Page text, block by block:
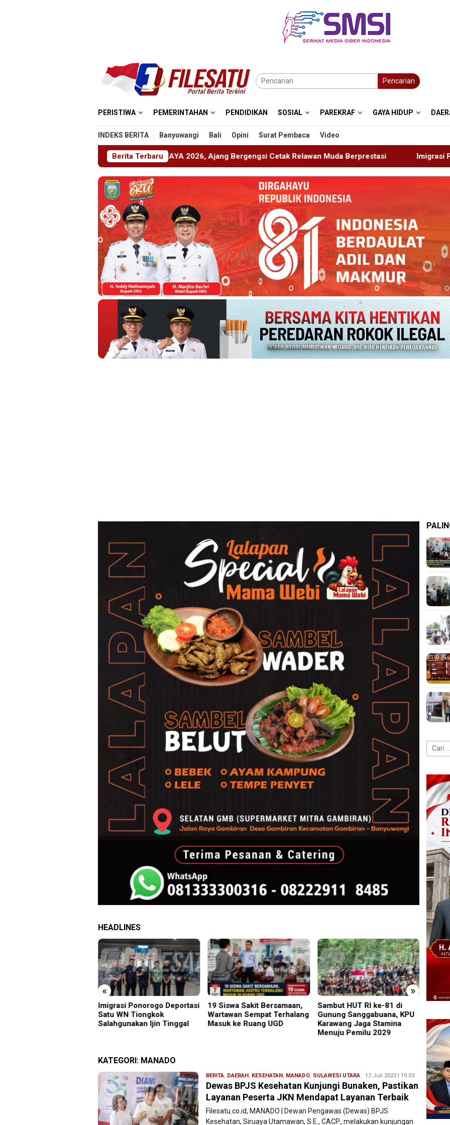
Pencarian
PERISTIWA PEMERINTAHAN PENDIDIKAN SOSIAL PAREKRAF GAYA HIDUP
INDEKS BERITA Banyuwangi Bali Opini Surat Pembaca Video
Berita Terbaru
Gelar ABHINAYA 2026, Ajang Bergengsi Cetak Relawan Muda Berprestasi Imigrasi Ponorogo Deportasi Satu
HEADLINES
« »
19 Siswa Sakit Bersamaan,
Wartawan Sempat Terhalang
Masuk ke Ruang UGD
Sambut HUT RI ke-81 di
Gunung Sanggabuana, KPU
Karawang Jaga Stamina
Perkenalkan Diri Lewat
Safari Jumat, Kapolres
Lumajang Ajak Warga Jaga
Kamtibmas
Ajang
KATEGORI: MANADO
BERITA, DAERAH, KESEHATAN, MANADO, SULAWESI UTARA Redaksi
Filesatu
12 Juli 2023 | 19:03
Dewas BPJS Kesehatan Kunjungi Bunaken, Pastikan
Layanan Peserta JKN Mendapat Layanan Terbaik
Filesatu.co.id, MANADO | Dewan Pengawas (Dewas) BPJS
Kesehatan, Siruaya Utamawan, S.E., CACP., melakukan kunjungan
Cari
untuk: